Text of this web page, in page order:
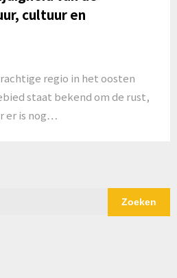
cultuur en
regio in het oosten
staat bekend om de rust,
er is nog…
Zoeken